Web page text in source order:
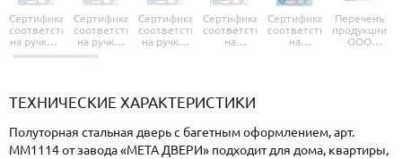
Сертификат
соответствия
на ручки и
броненакладки
Сертификат
соответствия
на ручки-
защелки
Сертификат
соответствия
на ручки-
Сертификат
соответствия
на
Сертификат
соответствия
на
Перечень
продукции
ООО
ТЕХНИЧЕСКИЕ ХАРАКТЕРИСТИКИ
Полуторная стальная дверь с багетным оформлением, арт.
ММ1114 от завода «МЕТА ДВЕРИ» подходит для дома, квартиры,